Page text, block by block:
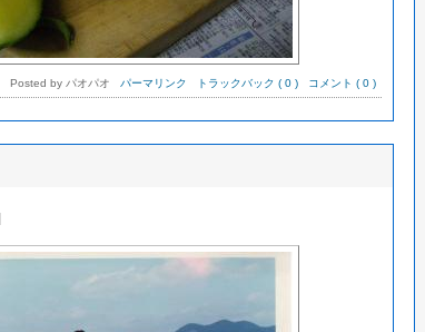
Posted by パオパオ パーマリンク トラックバック ( 0 ) コメント ( 0 )